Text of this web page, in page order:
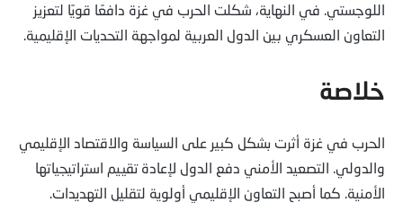
اللوجستي. في النهاية، شكلت الحرب في غزة دافعًا قويًا لتعزيز
التعاون العسكري بين الدول العربية لمواجهة التحديات الإقليمية.
خلاصة
الحرب في غزة أثرت بشكل كبير على السياسة والاقتصاد الإقليمي
والدولي. التصعيد الأمني دفع الدول لإعادة تقييم استراتيجياتها
الأمنية. كما أصبح التعاون الإقليمي أولوية لتقليل التهديدات.